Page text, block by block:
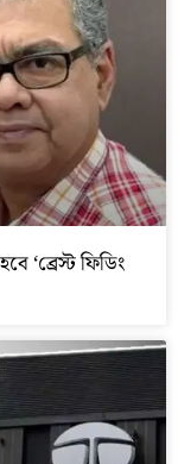
‘ব্রেস্ট ফিডিং